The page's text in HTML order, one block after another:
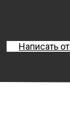
Написать